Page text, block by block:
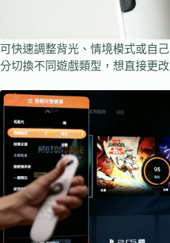
可快速調整背光、情境模式或自
分切換不同遊戲類型，想直接更